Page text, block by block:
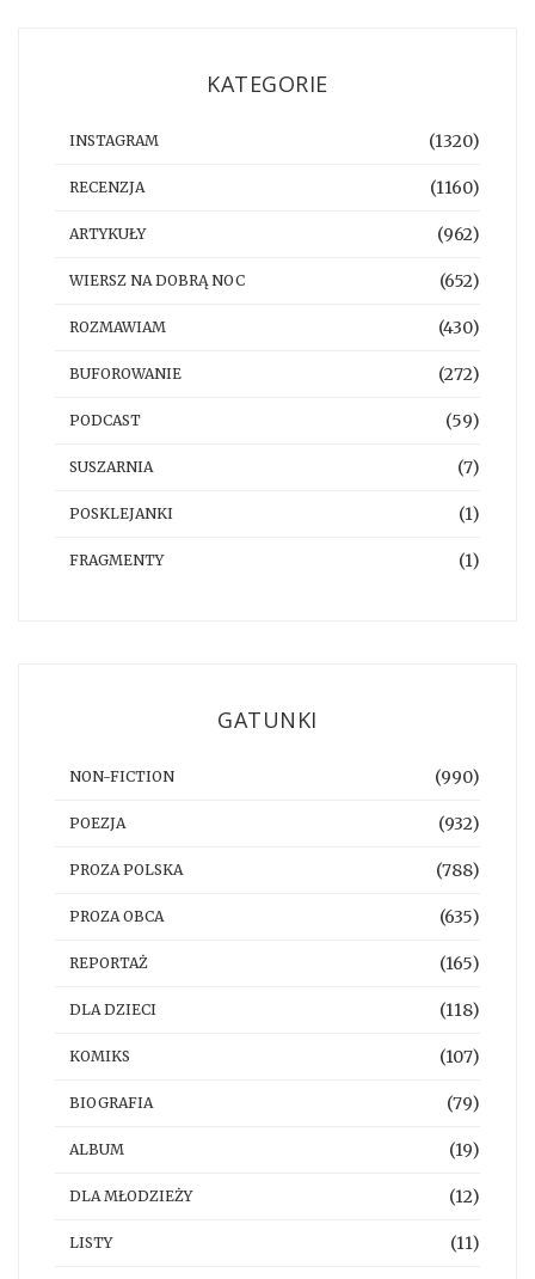
KATEGORIE
INSTAGRAM (1320)
RECENZJA (1160)
ARTYKUŁY (962)
WIERSZ NA DOBRĄ NOC (652)
ROZMAWIAM (430)
BUFOROWANIE (272)
PODCAST (59)
SUSZARNIA (7)
POSKLEJANKI (1)
FRAGMENTY (1)
GATUNKI
NON-FICTION (990)
POEZJA (932)
PROZA POLSKA (788)
PROZA OBCA (635)
REPORTAŻ (165)
DLA DZIECI (118)
KOMIKS (107)
BIOGRAFIA (79)
ALBUM (19)
DLA MŁODZIEŻY (12)
LISTY (11)